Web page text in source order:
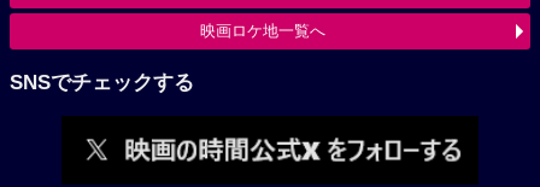
映画ロケ地一覧へ
SNSでチェックする